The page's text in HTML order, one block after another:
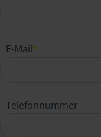
E-Mail*
Telefonnummer